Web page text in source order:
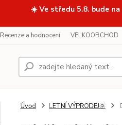
☀️ Ve středu 5.8. bude na
Recenze a hodnocení VELKOOBCHOD
Úvod LETNÍ VÝPRODEJ🌞